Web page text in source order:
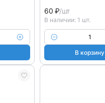
60₽/шт
В наличии: 1 шт.
В корзину